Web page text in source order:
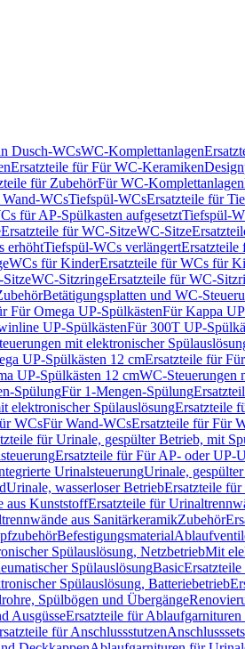
Dusch-WCsWC-Komplettanlagen
Ersatzteile für Für WC-Keramiken
für ZubehörFür WC-Komplettanlagen
WCsTiefspül-WCsErsatzteile für
für AP-Spülkasten aufgesetztTiefspül-
Ersatzteile für WC-SitzeWC-Sitze
erhöhtTiefspül-WCs verlängertErsatzteile
WCs für KinderErsatzteile für WCs für
WC-SitzringeErsatzteile für WC-
Betätigungsplatten und WC-
Für Omega UP-SpülkästenFür Kappa
UP-SpülkästenFür 300T UP-
mit elektronischer
UP-Spülkästen 12 cmErsatzteile für
UP-Spülkästen 12 cmWC-Steuerungen
SpülungFür 1-Mengen-Spülung
elektronischer SpülauslösungErsatzteile
WCsFür Wand-WCsErsatzteile für Für
für Urinale, gespülter Betrieb, mit
Ersatzteile für Für AP- oder UP-
UrinalsteuerungUrinale,
Urinale, wasserloser BetriebErsatzteile
aus KunststoffErsatzteile für
aus SanitärkeramikZubehör
Befestigungsmaterial
Spülauslösung, NetzbetriebMit
SpülauslösungBasic
Spülauslösung, Batteriebetrieb
Spülbögen und Übergänge
AusgüsseErsatzteile für
für AnschlussstutzenAnschlusssets